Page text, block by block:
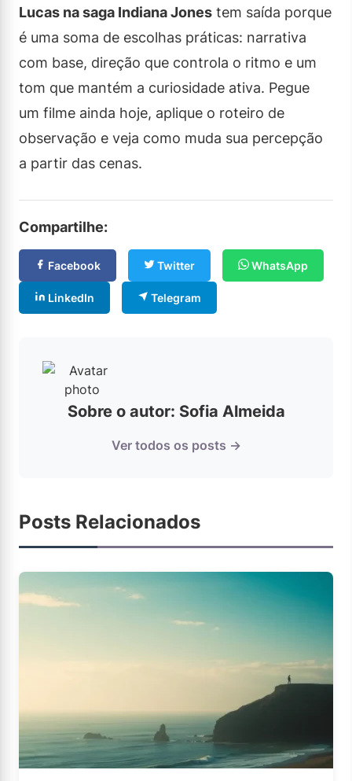
Lucas na saga Indiana Jones tem saída porque
é uma soma de escolhas práticas: narrativa
com base, direção que controla o ritmo e um
tom que mantém a curiosidade ativa. Pegue
um filme ainda hoje, aplique o roteiro de
observação e veja como muda sua percepção
a partir das cenas.
Compartilhe:
Facebook Twitter WhatsApp
LinkedIn Telegram
Sobre o autor: Sofia Almeida
Ver todos os posts →
Posts Relacionados